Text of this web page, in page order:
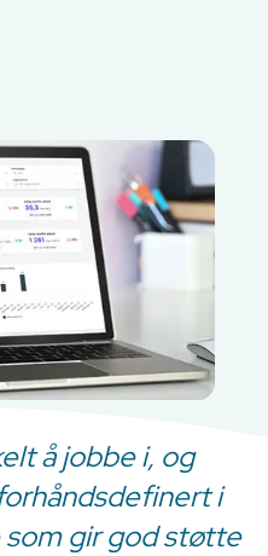
å jobbe i, og
i
gir god støtte